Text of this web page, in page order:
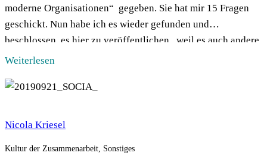
moderne Organisationen“ gegeben. Sie hat mir 15 Fragen
geschickt. Nun habe ich es wieder gefunden und
beschlossen, es hier zu veröffentlichen , weil es auch andere
interessieren könnte. Ich freu […]
Weiterlesen
Nicola Kriesel
Kultur der Zusammenarbeit, Sonstiges